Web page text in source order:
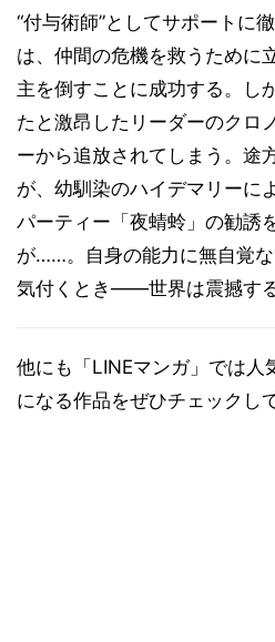
“付与術師”としてサポートに
は、仲間の危機を救うために
主を倒すことに成功する。し
たと激昂したリーダーのクロ
ーから追放されてしまう。途
が、幼馴染のハイデマリーに
パーティー「夜蜻蛉」の勧誘
が……。自身の能力に無自覚な
気付くとき――世界は震撼する
他にも「LINEマンガ」では人
になる作品をぜひチェックし